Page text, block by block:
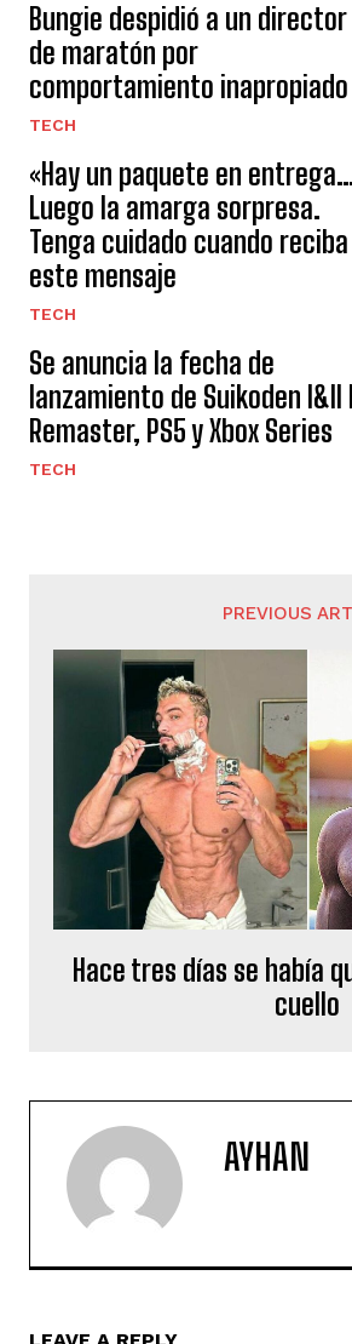
Bungie despidió a un director
de maratón por
comportamiento inapropiado
TECH
«Hay un paquete en
Luego la amarga sorpresa.
Tenga cuidado cuando reciba
este mensaje
TECH
Se anuncia la fecha de
lanzamiento de Suikoden I&II
Remaster, PS5 y Xbox Series
TECH
PREVIOUS
Hace tres días se había
cuello
AYHAN